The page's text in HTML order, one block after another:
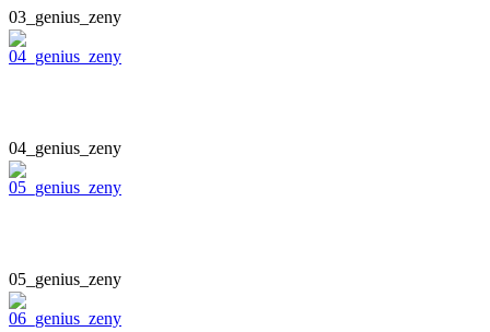
03_genius_zeny
04_genius_zeny
05_genius_zeny